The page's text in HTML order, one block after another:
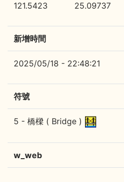
121.5423 25.09737
新增時間
2025/05/18 - 22:48:21
符號
5 - 橋樑 ( Bridge )
w_web